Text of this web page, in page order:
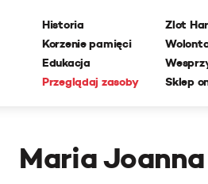
Historia
Korzenie pamięci
Edukacja
Przeglądaj zasoby
Zlot
Sklep
Maria